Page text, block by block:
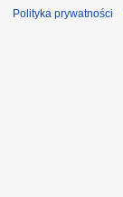
Polityka prywatności